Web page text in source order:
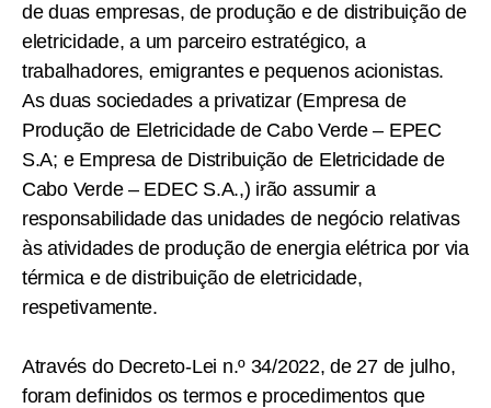
de duas empresas, de produção e de distribuição de
eletricidade, a um parceiro estratégico, a
trabalhadores, emigrantes e pequenos acionistas.
As duas sociedades a privatizar (Empresa de
Produção de Eletricidade de Cabo Verde – EPEC
S.A; e Empresa de Distribuição de Eletricidade de
Cabo Verde – EDEC S.A.,) irão assumir a
responsabilidade das unidades de negócio relativas
às atividades de produção de energia elétrica por via
térmica e de distribuição de eletricidade,
respetivamente.
Através do Decreto-Lei n.º 34/2022, de 27 de julho,
foram definidos os termos e procedimentos que